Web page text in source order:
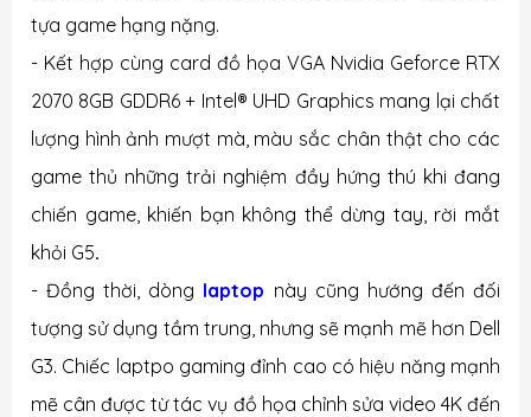
tựa game hạng nặng.
- Kết hợp cùng card đồ họa VGA Nvidia Geforce RTX
2070 8GB GDDR6 + Intel® UHD Graphics mang lại chất
lượng hình ảnh mượt mà, màu sắc chân thật cho các
game thủ những trải nghiệm đầy hứng thú khi đang
chiến game, khiến bạn không thể dừng tay, rời mắt
khỏi G5.
- Đồng thời, dòng laptop này cũng hướng đến đối
tượng sử dụng tầm trung, nhưng sẽ mạnh mẽ hơn Dell
G3. Chiếc laptpo gaming đỉnh cao có hiệu năng mạnh
mẽ cân được từ tác vụ đồ họa chỉnh sửa video 4K đến